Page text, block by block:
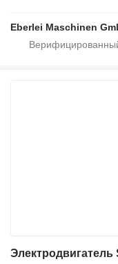
Eberlei Maschinen